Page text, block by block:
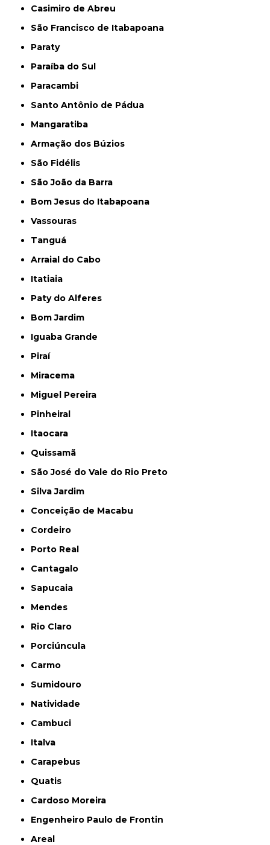
Casimiro de Abreu
São Francisco de Itabapoana
Paraty
Paraíba do Sul
Paracambi
Santo Antônio de Pádua
Mangaratiba
Armação dos Búzios
São Fidélis
São João da Barra
Bom Jesus do Itabapoana
Vassouras
Tanguá
Arraial do Cabo
Itatiaia
Paty do Alferes
Bom Jardim
Iguaba Grande
Piraí
Miracema
Miguel Pereira
Pinheiral
Itaocara
Quissamã
São José do Vale do Rio Preto
Silva Jardim
Conceição de Macabu
Cordeiro
Porto Real
Cantagalo
Sapucaia
Mendes
Rio Claro
Porciúncula
Carmo
Sumidouro
Natividade
Cambuci
Italva
Carapebus
Quatis
Cardoso Moreira
Engenheiro Paulo de Frontin
Areal